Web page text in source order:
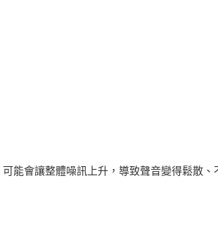
能會讓整體噪訊上升，導致聲音變得鬆散、